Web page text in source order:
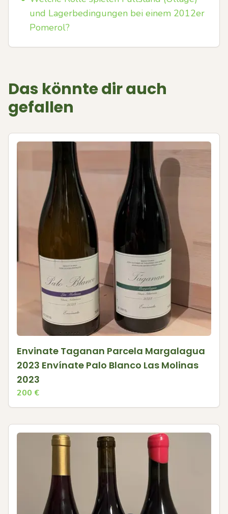
und Lagerbedingungen bei einem 2012er
Pomerol?
Das könnte dir auch
gefallen
Envinate Taganan Parcela Margalagua
2023 Envínate Palo Blanco Las Molinas
2023
200 €